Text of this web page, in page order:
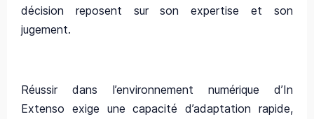
décision reposent sur son expertise et son
jugement.
Réussir dans l’environnement numérique d’In
Extenso exige une capacité d’adaptation rapide,